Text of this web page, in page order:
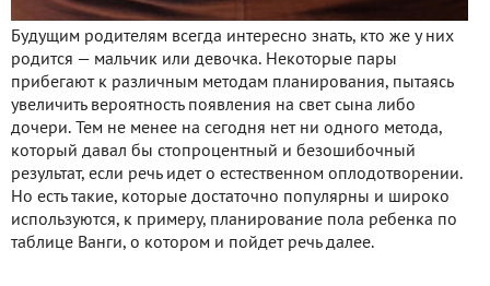
Будущим родителям всегда интересно знать, кто же у них
родится — мальчик или девочка. Некоторые пары
прибегают к различным методам планирования, пытаясь
увеличить вероятность появления на свет сына либо
дочери. Тем не менее на сегодня нет ни одного метода,
который давал бы стопроцентный и безошибочный
результат, если речь идет о естественном оплодотворении.
Но есть такие, которые достаточно популярны и широко
используются, к примеру, планирование пола ребенка по
таблице Ванги, о котором и пойдет речь далее.